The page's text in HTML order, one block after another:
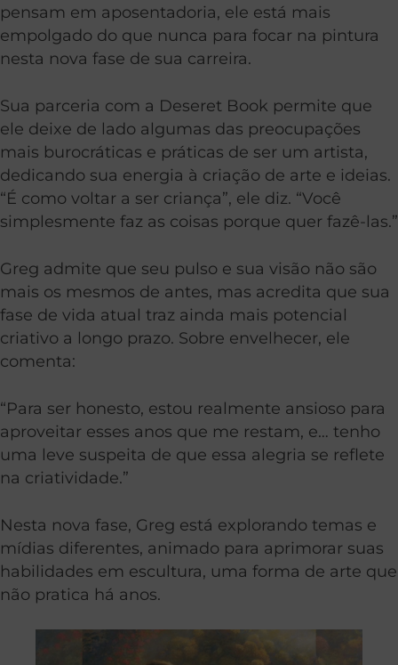
pensam em aposentadoria, ele está mais
empolgado do que nunca para focar na pintura
nesta nova fase de sua carreira.
Sua parceria com a Deseret Book permite que
ele deixe de lado algumas das preocupações
mais burocráticas e práticas de ser um artista,
dedicando sua energia à criação de arte e ideias.
“É como voltar a ser criança”, ele diz. “Você
simplesmente faz as coisas porque quer fazê-las.”
Greg admite que seu pulso e sua visão não são
mais os mesmos de antes, mas acredita que sua
fase de vida atual traz ainda mais potencial
criativo a longo prazo. Sobre envelhecer, ele
comenta:
“Para ser honesto, estou realmente ansioso para
aproveitar esses anos que me restam, e… tenho
uma leve suspeita de que essa alegria se reflete
na criatividade.”
Nesta nova fase, Greg está explorando temas e
mídias diferentes, animado para aprimorar suas
habilidades em escultura, uma forma de arte que
não pratica há anos.